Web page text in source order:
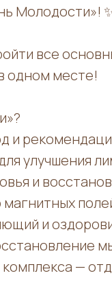
Молодости»!
все
одном месте!
и
улучшения
и
и
—